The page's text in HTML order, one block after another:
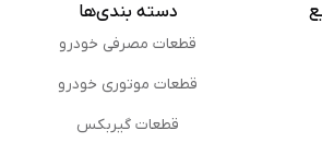
دسته بندی‌ها
قطعات مصرفی خودرو
قطعات موتوری خودرو
قطعات گیربکس